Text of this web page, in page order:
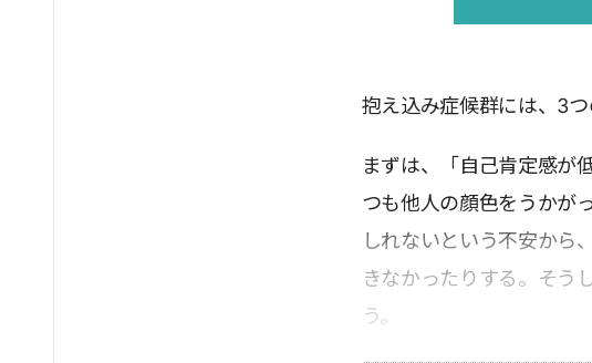
抱え込み症候群には、3つ
まずは、「自己肯定感が
つも他人の顔色をうかが
しれないという不安から
きなかったりする。そう
う。